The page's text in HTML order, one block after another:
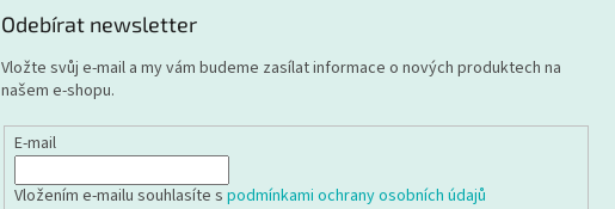
Odebírat newsletter
Vložte svůj e-mail a my vám budeme zasílat informace o nových produktech na
našem e-shopu.
E-mail
Vložením e-mailu souhlasíte spodmínkami ochrany osobních údajů